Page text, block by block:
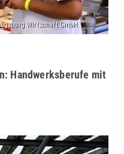
Handwerksberufe mit